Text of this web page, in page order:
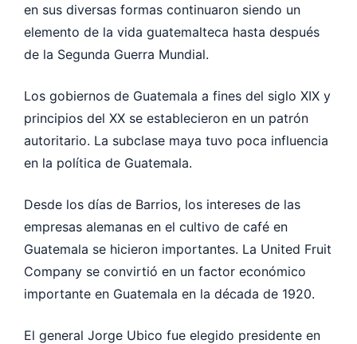
en sus diversas formas continuaron siendo un
elemento de la vida guatemalteca hasta después
de la Segunda Guerra Mundial.
Los gobiernos de Guatemala a fines del siglo XIX y
principios del XX se establecieron en un patrón
autoritario. La subclase maya tuvo poca influencia
en la política de Guatemala.
Desde los días de Barrios, los intereses de las
empresas alemanas en el cultivo de café en
Guatemala se hicieron importantes. La United Fruit
Company se convirtió en un factor económico
importante en Guatemala en la década de 1920.
El general Jorge Ubico fue elegido presidente en